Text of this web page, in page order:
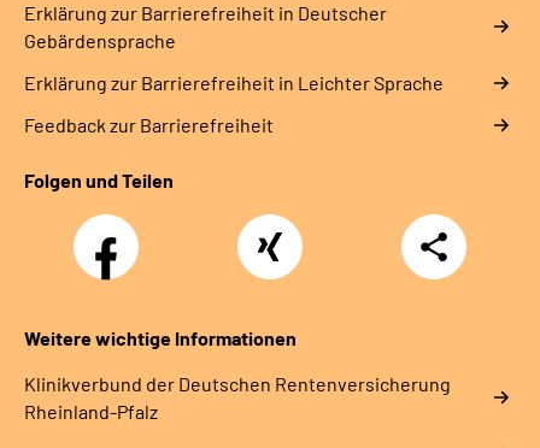
Erklärung zur Barrierefreiheit in Deutscher
Gebärdensprache
Erklärung zur Barrierefreiheit in Leichter Sprache
Feedback zur Barrierefreiheit
Folgen und Teilen
Facebook Xing
Teilen
Weitere wichtige Informationen
Klinikverbund der Deutschen Rentenversicherung
Rheinland-Pfalz